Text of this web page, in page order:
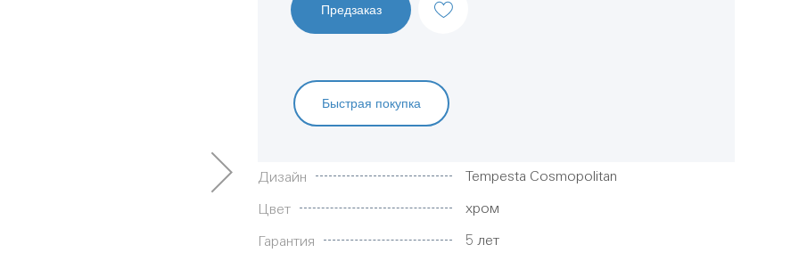
Предзаказ
Быстрая покупка
Характеристики
Дизайн Tempesta Cosmopolitan
Цвет хром
Гарантия 5 лет